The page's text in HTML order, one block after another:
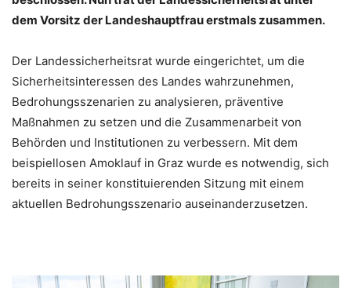
dem Vorsitz der Landeshauptfrau erstmals zusammen.
Der Landessicherheitsrat wurde eingerichtet, um die
Sicherheitsinteressen des Landes wahrzunehmen,
Bedrohungsszenarien zu analysieren, präventive
Maßnahmen zu setzen und die Zusammenarbeit von
Behörden und Institutionen zu verbessern. Mit dem
beispiellosen Amoklauf in Graz wurde es notwendig, sich
bereits in seiner konstituierenden Sitzung mit einem
aktuellen Bedrohungsszenario auseinanderzusetzen.